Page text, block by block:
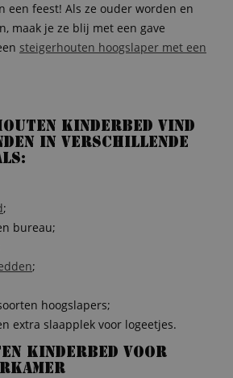
een feest! Als ze ouder worden en
maak je ze blij met een gave
steigerhouten hoogslaper met een
kinderbed vind
in verschillende
;
bureau;
;
hoogslapers;
extra slaapplek voor logeetjes.
kinderbed voor